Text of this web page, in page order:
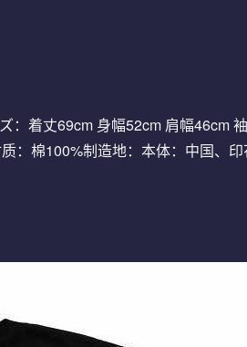
着丈69cm 身幅52cm 肩幅46cm
：棉100%制造地：本体：中国、